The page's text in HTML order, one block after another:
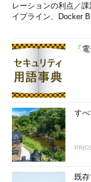
レーションの利点／
イプライン、Docker
「
す
既